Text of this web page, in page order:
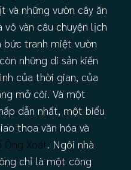
và những vườn cây ăn
vàn câu chuyện lịch
bức tranh miệt vườn
những di sản kiến
của thời gian, của
mở cõi. Và một
dẫn nhất, một biểu
thoa văn hóa và
Ông Xoát. Ngôi nhà
chỉ là một công